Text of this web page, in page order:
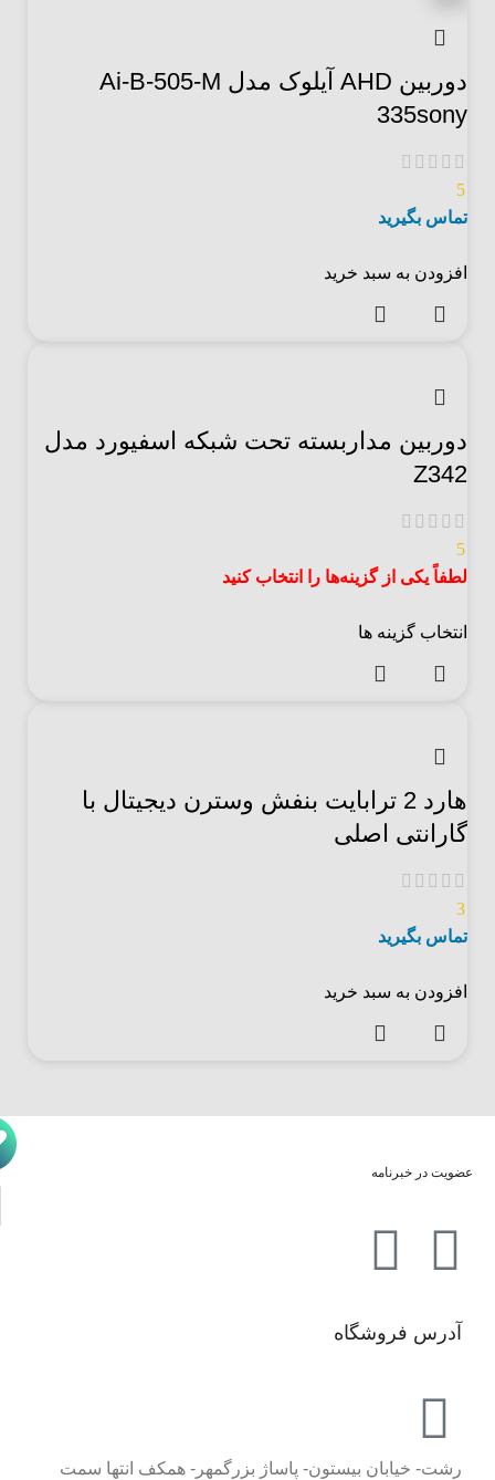
دوربین AHD آیلوک مدل Ai-B-505-M
335sony
5
تماس بگیرید
افزودن به سبد خرید
دوربین مداربسته تحت شبکه اسفیورد مدل
Z342
5
لطفاً یکی از گزینه‌ها را انتخاب کنید
انتخاب گزینه ها
هارد 2 ترابایت بنفش وسترن دیجیتال با
گارانتی اصلی
3
تماس بگیرید
افزودن به سبد خرید
عضویت در خبرنامه
آدرس فروشگاه
رشت- خیابان بیستون- پاساژ بزرگمهر- همکف انتها سمت